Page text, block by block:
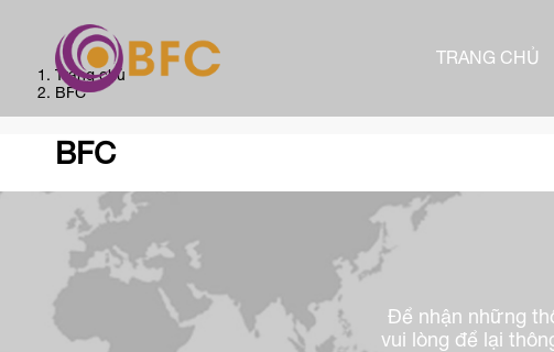
Trang chủ
Giới thiệu
Dịch vụ
Tin tức
Liên hệ
TRANG CHỦ
Trang chủ
BFC
BFC
Để nhận những
vui lòng để lại